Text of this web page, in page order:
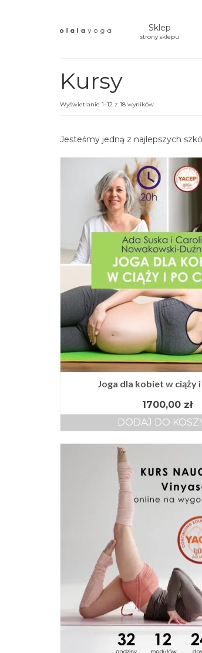
Sklep
strony sklepu
Kursy
Wyświetlanie 1–12 z 18 wyników
Jesteśmy jedną z najlepszych
Joga dla kobiet w ciąży
1700,00 zł
DODAJ DO